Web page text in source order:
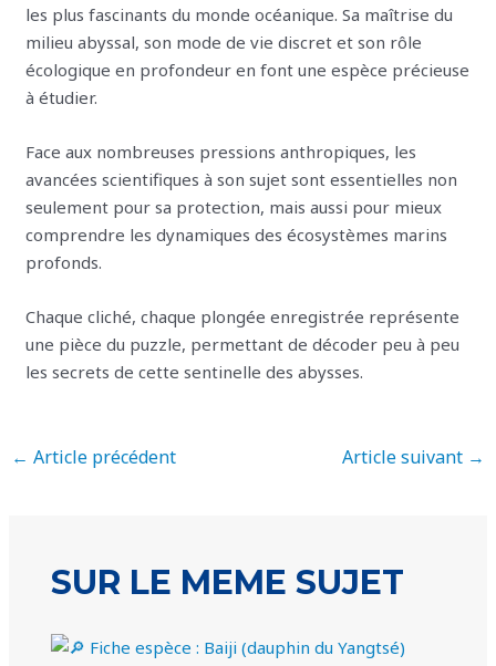
les plus fascinants du monde océanique. Sa maîtrise du
milieu abyssal, son mode de vie discret et son rôle
écologique en profondeur en font une espèce précieuse
à étudier.
Face aux nombreuses pressions anthropiques, les
avancées scientifiques à son sujet sont essentielles non
seulement pour sa protection, mais aussi pour mieux
comprendre les dynamiques des écosystèmes marins
profonds.
Chaque cliché, chaque plongée enregistrée représente
une pièce du puzzle, permettant de décoder peu à peu
les secrets de cette sentinelle des abysses.
← Article précédent Article suivant →
SUR LE MEME SUJET